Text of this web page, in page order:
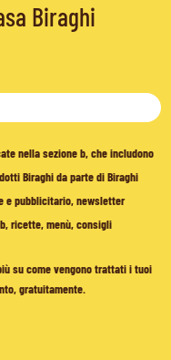
Biraghi
nella sezione b, che includono
Biraghi da parte di Biraghi
e pubblicitario, newsletter
ricette, menù, consigli
su come vengono trattati i tuoi
gratuitamente.